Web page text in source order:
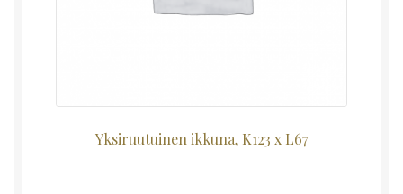
Yksiruutuinen ikkuna, K123 x L67